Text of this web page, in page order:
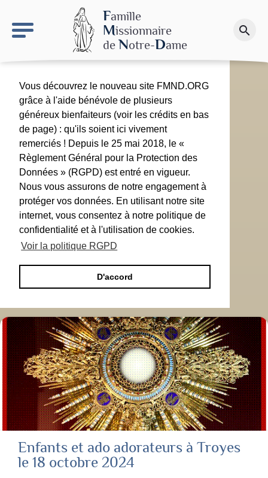
Famille
Missionnaire
de Notre-Dame
search
Faire un don
Vous découvrez le nouveau site FMND.ORG
grâce à l'aide bénévole de plusieurs
généreux bienfaiteurs (voir les crédits en bas
de page) : qu'ils soient ici vivement
remerciés ! Depuis le 25 mai 2018, le «
Règlement Général pour la Protection des
Données » (RGPD) est entré en vigueur.
Nous vous assurons de notre engagement à
protéger vos données. En utilisant notre site
internet, vous consentez à notre politique de
confidentialité et à l'utilisation de cookies.
Voir la politique RGPD
D'accord
Enfants et ado adorateurs à Troyes
le 18 octobre 2024